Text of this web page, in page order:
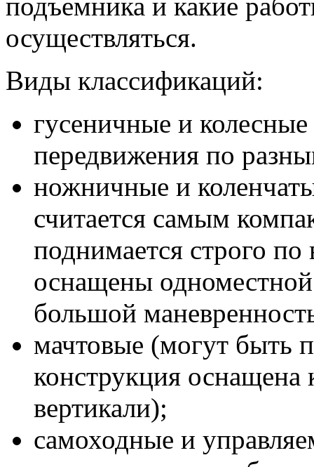
осуществляться.
Виды классификаций:
гусеничные и
передвижения по
ножничные и
считается самым
поднимается строго по
оснащены
большой
мачтовые (могут быть
конструкция
вертикали);
самоходные и